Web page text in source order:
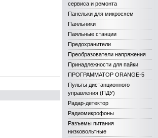
сервиса и ремонта
Панельки для микросхем
Паяльники
Паяльные станции
Предохранители
Преобразователи напряжения
Принадлежности для пайки
ПРОГРАММАТОР ORANGE-5
Пульты дистанционного
управления (ПДУ)
Радар-детектор
Радиомикрофоны
Разъемы питания
низковольтные